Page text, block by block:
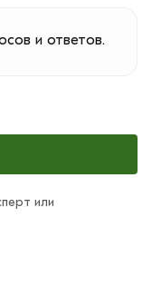
и ответов.
или